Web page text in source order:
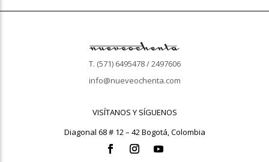
T. (571) 6495478 / 2497606
info@nueveochenta.com
VISÍTANOS Y SÍGUENOS
Diagonal 68 # 12 – 42 Bogotá, Colombia